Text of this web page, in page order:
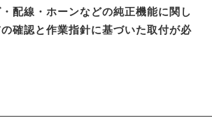
配線・ホーンなどの純正機能に関し
確認と作業指針に基づいた取付が必